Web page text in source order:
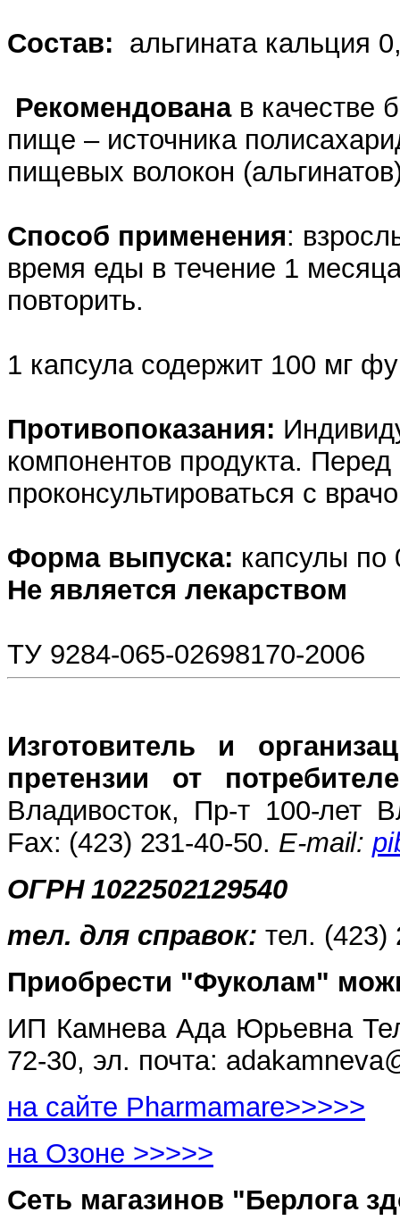
Состав: альгината кальция
Рекомендована в качестве
пище – источника
пищевых волокон
Способ применения:
время еды в течение 1
повторить.
1 капсула содержит 100 мг
Противопоказания:
компонентов продукта.
проконсультироваться с
Форма выпуска: капсулы по
Не является лекарством
ТУ 9284-065-02698170-2006
Изготовитель и
претензии от
Владивосток, Пр-т 100-лет
Fax: (423) 231-40-50. Е-mail:
ОГРН 1022502129540
тел. для справок: тел. (423)
Приобрести "Фуколам"
ИП Камнева Ада Юрьевна
72-30, эл. почта:
на сайте Pharmamare>>>>>
на Озоне >>>>>
Сеть магазинов "Берлога